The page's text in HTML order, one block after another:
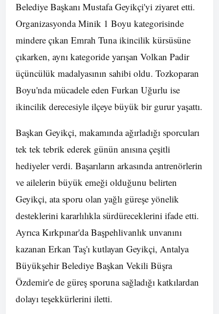
Belediye Başkanı Mustafa Geyikçi'yi ziyaret etti.
Organizasyonda Minik 1 Boyu kategorisinde
mindere çıkan Emrah Tuna ikincilik kürsüsüne
çıkarken, aynı kategoride yarışan Volkan Padir
üçüncülük madalyasının sahibi oldu. Tozkoparan
Boyu'nda mücadele eden Furkan Uğurlu ise
ikincilik derecesiyle ilçeye büyük bir gurur yaşattı.
Başkan Geyikçi, makamında ağırladığı sporcuları
tek tek tebrik ederek günün anısına çeşitli
hediyeler verdi. Başarıların arkasında antrenörlerin
ve ailelerin büyük emeği olduğunu belirten
Geyikçi, ata sporu olan yağlı güreşe yönelik
desteklerini kararlılıkla sürdüreceklerini ifade etti.
Ayrıca Kırkpınar'da Başpehlivanlık unvanını
kazanan Erkan Taş'ı kutlayan Geyikçi, Antalya
Büyükşehir Belediye Başkan Vekili Büşra
Özdemir'e de güreş sporuna sağladığı katkılardan
dolayı teşekkürlerini iletti.